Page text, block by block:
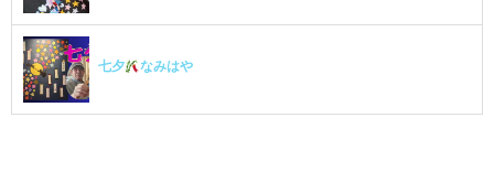
七夕 なみはや